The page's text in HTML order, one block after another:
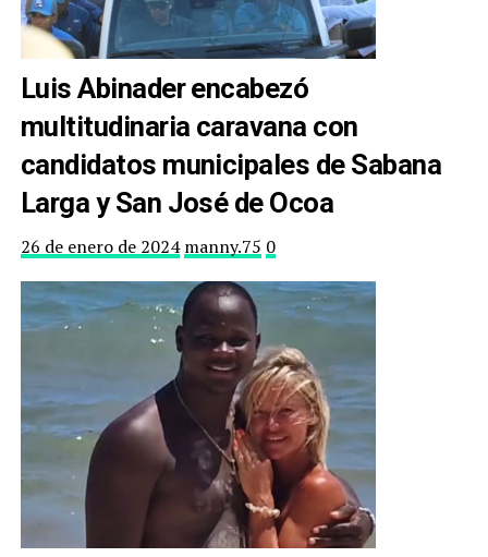
Luis Abinader encabezó
multitudinaria caravana con
candidatos municipales de Sabana
Larga y San José de Ocoa
26 de enero de 2024 manny.75 0